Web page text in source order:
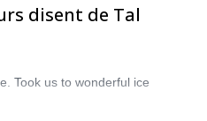
disent de Tal
Took us to wonderful ice